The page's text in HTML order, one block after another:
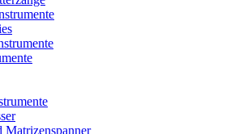
Matrizenspanner